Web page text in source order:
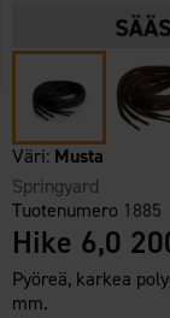
Väri: Musta
Springyard
Tuotenumero 1885
Hike 6,0
Pyöreä, karkea
mm.